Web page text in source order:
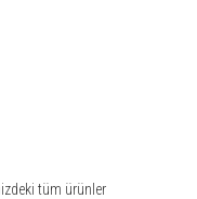
tüm ürünler